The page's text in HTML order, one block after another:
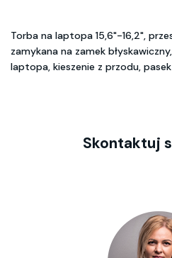
Torba na laptopa 15,6"-16,2",
zamykana na zamek
laptopa, kieszenie z przodu,
Skontaktuj